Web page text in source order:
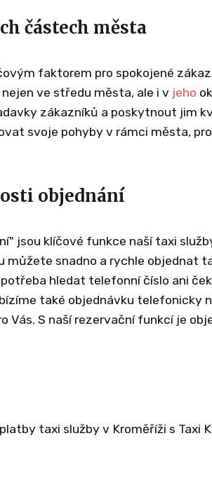
částech města
faktorem pro spokojené
ve středu města, ale i v jeho
zákazníků a poskytnout jim
svoje pohyby v rámci města,
objednání
jsou klíčové funkce naší taxi
můžete snadno a rychle objednat
hledat telefonní číslo ani
také objednávku telefonicky
Vás. S naší rezervační funkcí je
taxi služby v Kroměříži s Taxi